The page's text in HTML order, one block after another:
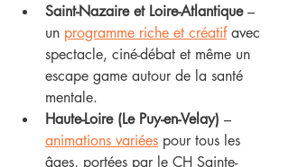
Saint-Nazaire et Loire-Atlantique –
un programme riche et créatif avec
spectacle, ciné-débat et même un
escape game autour de la santé
mentale.
Haute-Loire (Le Puy-en-Velay) –
animations variées pour tous les
âges, portées par le CH Sainte-